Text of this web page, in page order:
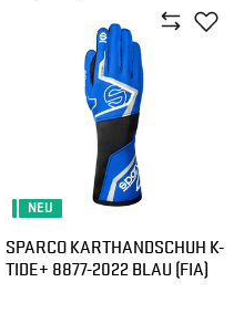
NEU
SPARCO KARTHANDSCHUH K-
TIDE+ 8877-2022 BLAU (FIA)